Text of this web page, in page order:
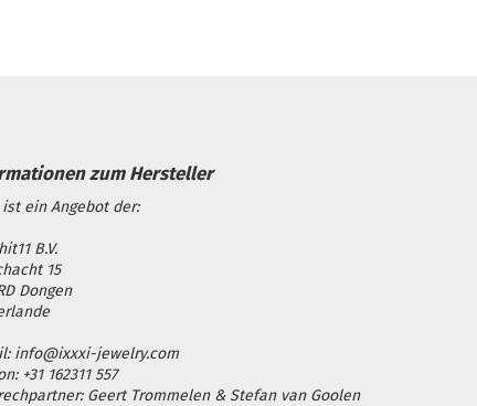
ist ein Angebot der:
B.V.
15
Dongen
info@ixxxi-jewelry.com
+31 162311 557
Geert Trommelen & Stefan van Goolen